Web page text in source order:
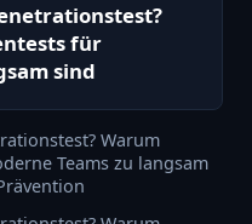
für
sind
Warum
Teams zu langsam